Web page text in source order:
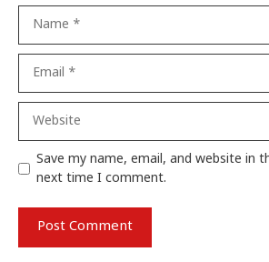
Website
Save my name, email, and website in
next time I comment.